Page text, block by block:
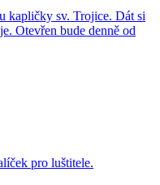
kapličky sv. Trojice. Dát si
Otevřen bude denně od
pro luštitele.